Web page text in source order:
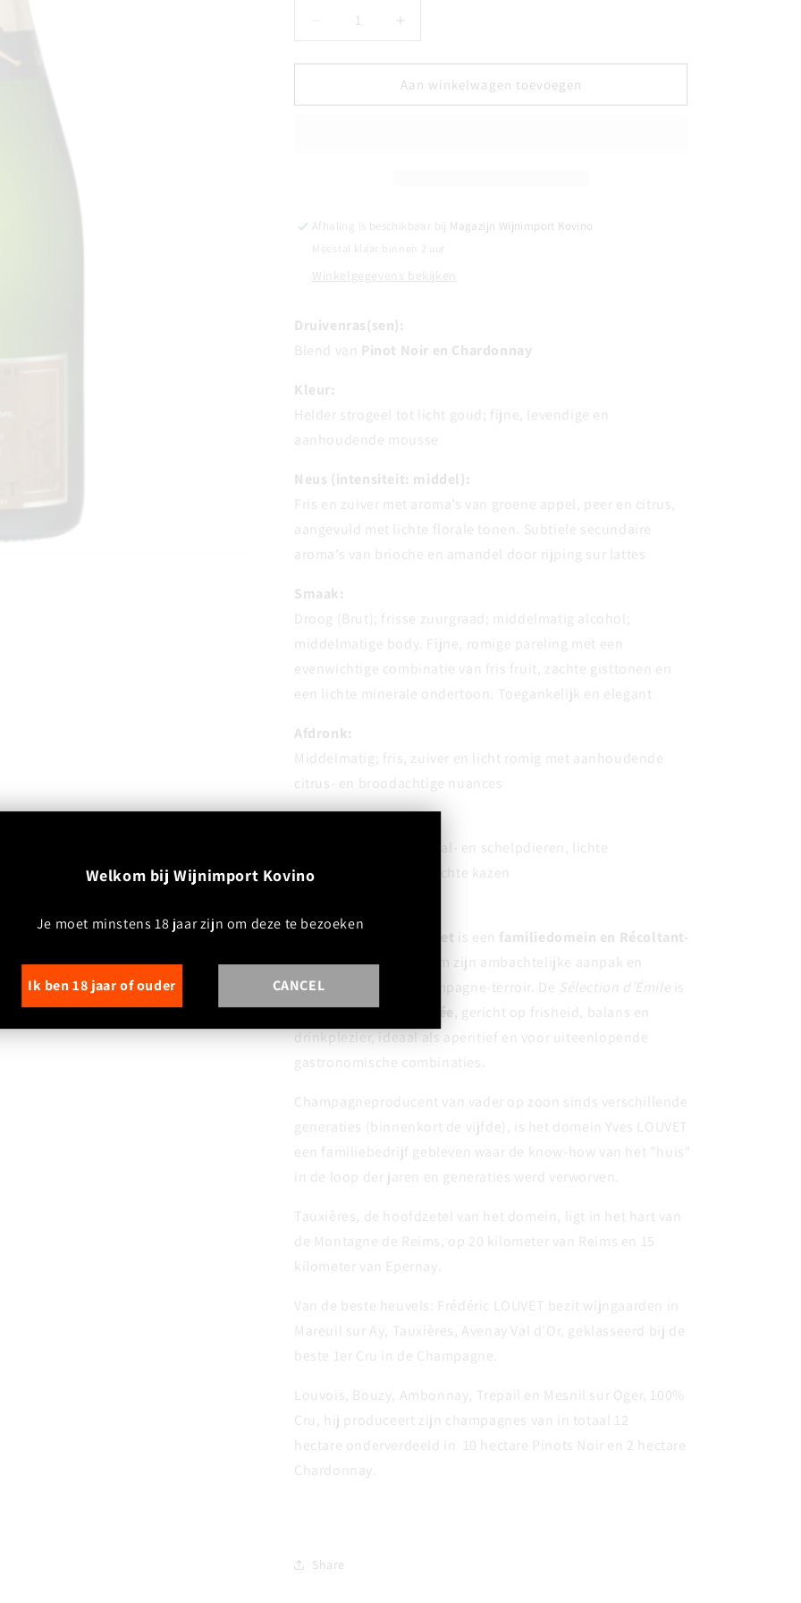
Aantal
voor
CHAMPAGNE
YVES
voor
CHAMPAGNE
YVES
Aan winkelwagen toevoegen
Afhaling is beschikbaar bij Magazijn Wijnimport Kovino
Meestal klaar binnen 2 uur
Winkelgegevens bekijken
Druivenras(sen):
Blend van Pinot Noir en Chardonnay
Kleur:
Helder strogeel tot licht goud; fijne, levendige en
aanhoudende mousse
Neus (intensiteit: middel):
Fris en zuiver met aroma’s van groene appel, peer en citrus,
aangevuld met lichte florale tonen. Subtiele secundaire
aroma’s van brioche en amandel door rijping sur lattes
Smaak:
Droog (Brut); frisse zuurgraad; middelmatig alcohol;
middelmatige body. Fijne, romige pareling met een
evenwichtige combinatie van fris fruit, zachte gisttonen en
een lichte minerale ondertoon. Toegankelijk en elegant
Afdronk:
Middelmatig; fris, zuiver en licht romig met aanhoudende
citrus- en broodachtige nuances
Aperitief, oesters, schaal- en schelpdieren, lichte
visgerechten, sushi, zachte kazen
Champagne Yves Louvet is een familiedomein en Récoltant-
Manipulant, bekend om zijn ambachtelijke aanpak en
expressie van het Champagne-terroir. De Sélection d’Émile is
eenklassieke huiscuvée, gericht op frisheid, balans en
drinkplezier, ideaal als aperitief en voor uiteenlopende
gastronomische combinaties.
Champagneproducent van vader op zoon sinds verschillende
generaties (binnenkort de vijfde), is het domein Yves LOUVET
een familiebedrijf gebleven waar de know-how van het "huis"
in de loop der jaren en generaties werd verworven.
Tauxières, de hoofdzetel van het domein, ligt in het hart van
de Montagne de Reims, op 20 kilometer van Reims en 15
kilometer van Epernay.
Van de beste heuvels: Frédéric LOUVET bezit wijngaarden in
Mareuil sur Ay, Tauxières, Avenay Val d'Or, geklasseerd bij de
beste 1er Cru in de Champagne.
Louvois, Bouzy, Ambonnay, Trepail en Mesnil sur Oger, 100%
Cru, hij produceert zijn champagnes van in totaal 12
hectare onderverdeeld in 10 hectare Pinots Noir en 2 hectare
Chardonnay.
Share
Welkom bij Wijnimport Kovino
Je moet minstens 18 jaar zijn om deze te bezoeken
Ik ben 18 jaar of ouder CANCEL